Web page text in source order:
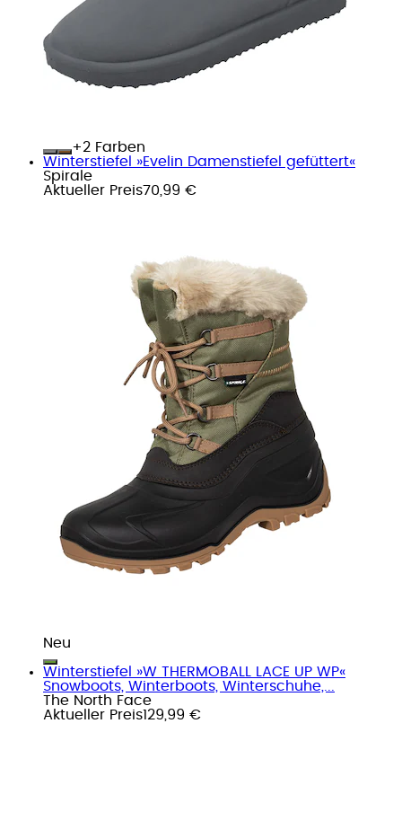
+
Farben
Winterstiefel »Evelin Damenstiefel gefüttert«
Spirale
Aktueller Preis70,99 €
Neu
Winterstiefel »W THERMOBALL LACE UP WP«
Snowboots, Winterboots, Winterschuhe,...
The North Face
Aktueller Preis129,99 €